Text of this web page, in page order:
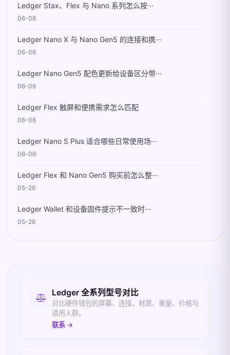
Ledger Stax、Flex 与 Nano 系列怎么按···
06-06
Ledger Nano X 与 Nano Gen5 的连接和携···
06-06
Ledger Nano Gen5 配色更新给设备区分带···
06-06
Ledger Flex 触屏和便携需求怎么匹配
06-06
Ledger Nano S Plus 适合哪些日常使用场···
06-06
Ledger Flex 和 Nano Gen5 购买前怎么整···
05-26
Ledger Wallet 和设备固件提示不一致时···
05-26
相关入口
Ledger 全系列型号对比
对比硬件钱包的屏幕、连接、材质、重量、价格与
适用人群。
联系 →